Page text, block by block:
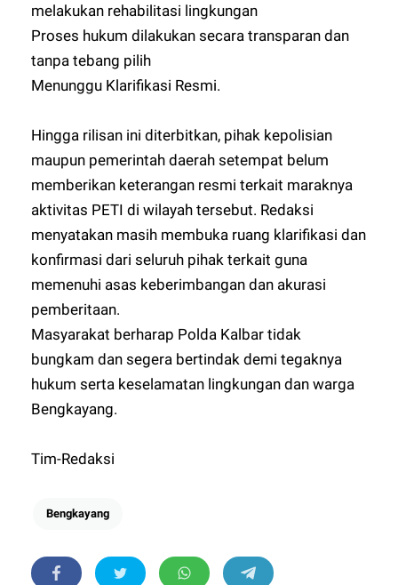
melakukan rehabilitasi lingkungan
Proses hukum dilakukan secara transparan dan
tanpa tebang pilih
Menunggu Klarifikasi Resmi.
Hingga rilisan ini diterbitkan, pihak kepolisian
maupun pemerintah daerah setempat belum
memberikan keterangan resmi terkait maraknya
aktivitas PETI di wilayah tersebut. Redaksi
menyatakan masih membuka ruang klarifikasi dan
konfirmasi dari seluruh pihak terkait guna
memenuhi asas keberimbangan dan akurasi
pemberitaan.
Masyarakat berharap Polda Kalbar tidak
bungkam dan segera bertindak demi tegaknya
hukum serta keselamatan lingkungan dan warga
Bengkayang.
Tim-Redaksi
Bengkayang